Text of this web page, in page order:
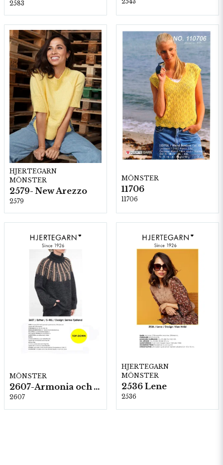
2583
HJERTEGARN
MÖNSTER
2579- New Arezzo
2579
MÖNSTER
11706
11706
MÖNSTER
2607-Armonia och Alpaca 400
2607
HJERTEGARN
MÖNSTER
2536 Lene
2536